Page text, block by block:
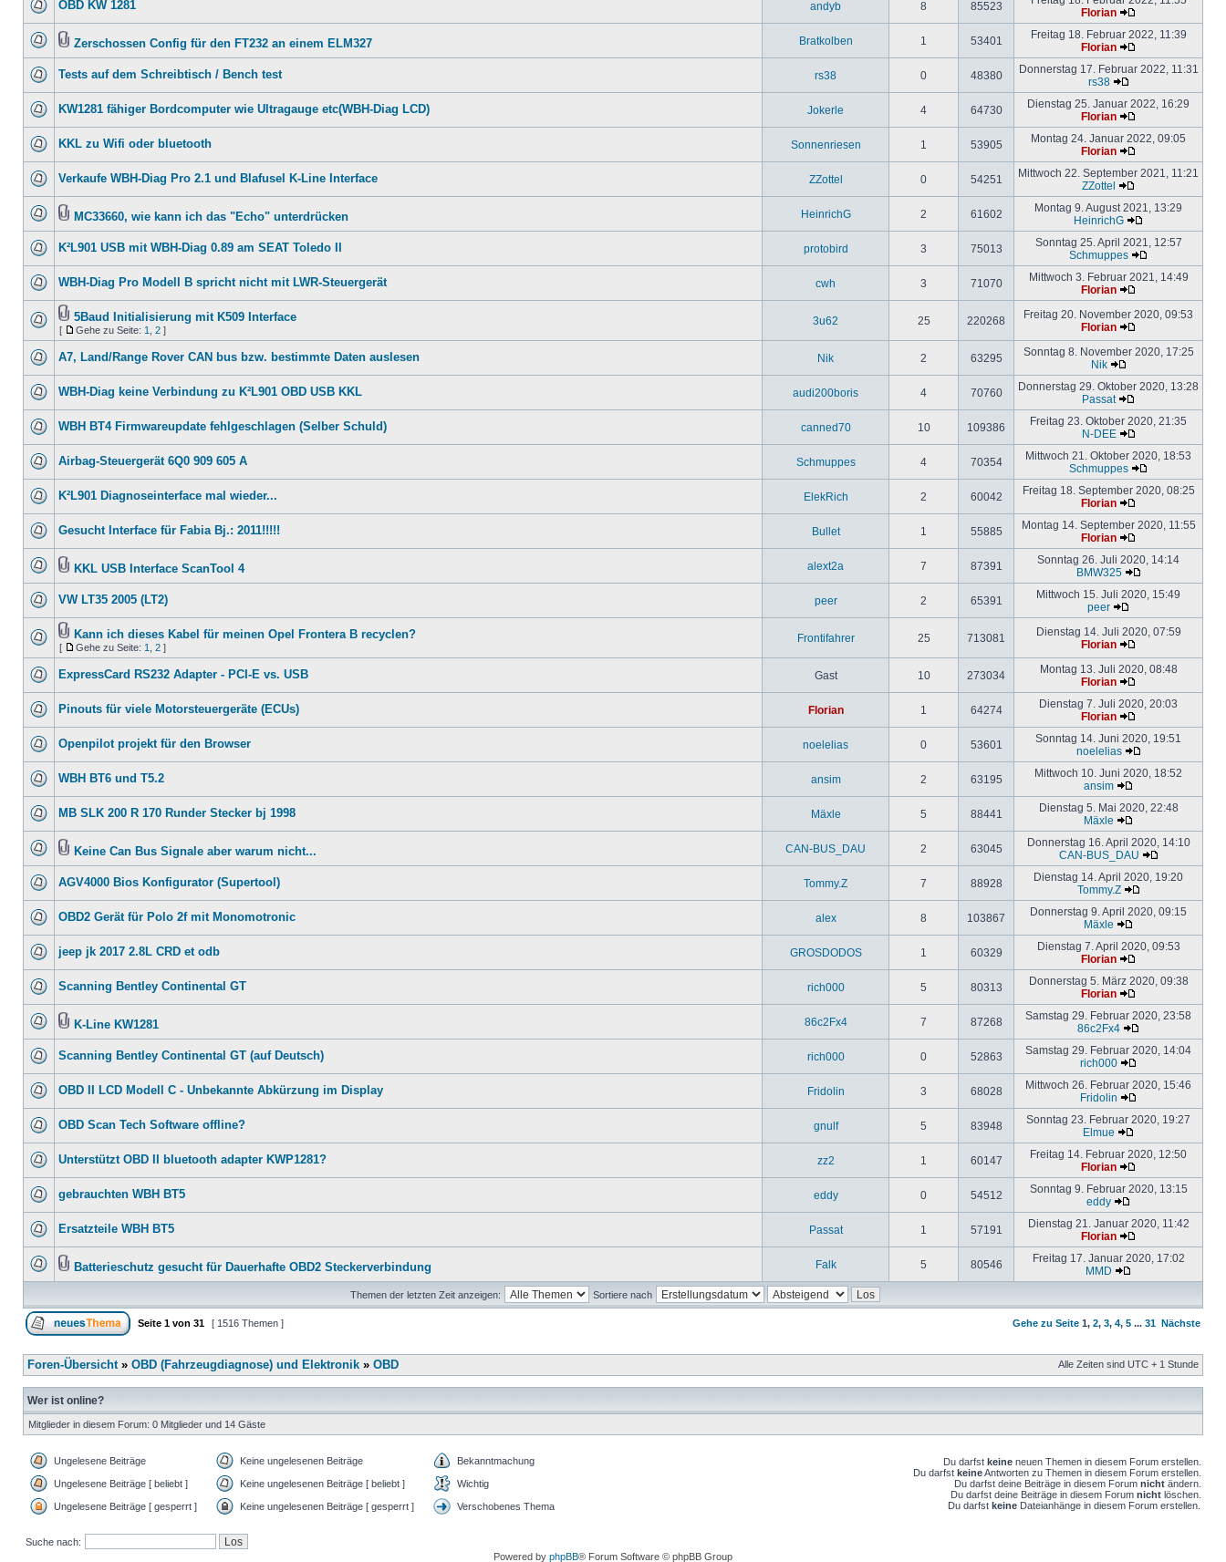
OBD KW 1281 andyb 8 85523
Florian
Zerschossen Config für den FT232 an einem ELM327 Bratkolben 1 53401
Freitag 18. Februar 2022, 11:39
Florian
Tests auf dem Schreibtisch / Bench test rs38 0 48380
Donnerstag 17. Februar 2022, 11:31
rs38
KW1281 fähiger Bordcomputer wie Ultragauge etc(WBH-Diag LCD) Jokerle 4 64730
Dienstag 25. Januar 2022, 16:29
Florian
KKL zu Wifi oder bluetooth Sonnenriesen 1 53905
Montag 24. Januar 2022, 09:05
Florian
Verkaufe WBH-Diag Pro 2.1 und Blafusel K-Line Interface ZZottel 0 54251
Mittwoch 22. September 2021, 11:21
ZZottel
MC33660, wie kann ich das "Echo" unterdrücken HeinrichG 2 61602
Montag 9. August 2021, 13:29
HeinrichG
K²L901 USB mit WBH-Diag 0.89 am SEAT Toledo II protobird 3 75013
Sonntag 25. April 2021, 12:57
Schmuppes
WBH-Diag Pro Modell B spricht nicht mit LWR-Steuergerät cwh 3 71070
Mittwoch 3. Februar 2021, 14:49
Florian
5Baud Initialisierung mit K509 Interface
[ Gehe zu Seite: 1 2 ]
3u62 25 220268
Freitag 20. November 2020, 09:53
Florian
A7, Land/Range Rover CAN bus bzw. bestimmte Daten auslesen Nik 2 63295
Sonntag 8. November 2020, 17:25
Nik
WBH-Diag keine Verbindung zu K²L901 OBD USB KKL audi200boris 4 70760
Donnerstag 29. Oktober 2020, 13:28
Passat
WBH BT4 Firmwareupdate fehlgeschlagen (Selber Schuld) canned70 10 109386
Freitag 23. Oktober 2020, 21:35
N-DEE
Airbag-Steuergerät 6Q0 909 605 A Schmuppes 4 70354
Mittwoch 21. Oktober 2020, 18:53
Schmuppes
K²L901 Diagnoseinterface mal wieder... ElekRich 2 60042
Freitag 18. September 2020, 08:25
Florian
Gesucht Interface für Fabia Bj.: 2011!!!!! Bullet 1 55885
Montag 14. September 2020, 11:55
Florian
KKL USB Interface ScanTool 4 alext2a 7 87391
Sonntag 26. Juli 2020, 14:14
BMW325
VW LT35 2005 (LT2) peer 2 65391
Mittwoch 15. Juli 2020, 15:49
peer
Kann ich dieses Kabel für meinen Opel Frontera B recyclen?
[ Gehe zu Seite: 1 2 ]
Frontifahrer 25 713081
Dienstag 14. Juli 2020, 07:59
Florian
ExpressCard RS232 Adapter - PCI-E vs. USB Gast 10 273034
Montag 13. Juli 2020, 08:48
Florian
Pinouts für viele Motorsteuergeräte (ECUs) Florian 1 64274
Dienstag 7. Juli 2020, 20:03
Florian
Openpilot projekt für den Browser noelelias 0 53601
Sonntag 14. Juni 2020, 19:51
noelelias
WBH BT6 und T5.2 ansim 2 63195
Mittwoch 10. Juni 2020, 18:52
ansim
MB SLK 200 R 170 Runder Stecker bj 1998 Mäxle 5 88441
Dienstag 5. Mai 2020, 22:48
Mäxle
Keine Can Bus Signale aber warum nicht... CAN-BUS_DAU 2 63045
Donnerstag 16. April 2020, 14:10
CAN-BUS_DAU
AGV4000 Bios Konfigurator (Supertool) Tommy.Z 7 88928
Dienstag 14. April 2020, 19:20
Tommy.Z
OBD2 Gerät für Polo 2f mit Monomotronic alex 8 103867
Donnerstag 9. April 2020, 09:15
Mäxle
jeep jk 2017 2.8L CRD et odb GROSDODOS 1 60329
Dienstag 7. April 2020, 09:53
Florian
Scanning Bentley Continental GT rich000 5 80313
Donnerstag 5. März 2020, 09:38
Florian
K-Line KW1281 86c2Fx4 7 87268
Samstag 29. Februar 2020, 23:58
86c2Fx4
Scanning Bentley Continental GT (auf Deutsch) rich000 0 52863
Samstag 29. Februar 2020, 14:04
rich000
OBD II LCD Modell C - Unbekannte Abkürzung im Display Fridolin 3 68028
Mittwoch 26. Februar 2020, 15:46
Fridolin
OBD Scan Tech Software offline? gnulf 5 83948
Sonntag 23. Februar 2020, 19:27
Elmue
Unterstützt OBD II bluetooth adapter KWP1281? zz2 1 60147
Freitag 14. Februar 2020, 12:50
Florian
gebrauchten WBH BT5 eddy 0 54512
Sonntag 9. Februar 2020, 13:15
eddy
Ersatzteile WBH BT5 Passat 1 57191
Dienstag 21. Januar 2020, 11:42
Florian
Batterieschutz gesucht für Dauerhafte OBD2 Steckerverbindung Falk 5 80546
Freitag 17. Januar 2020, 17:02
MMD
Themen der letzten Zeit anzeigen: Sortiere nach
Seite 1 von 31 [ 1516 Themen ] Gehe zu Seite 1, 2, 3, 4, 5 ... 31 Nächste
Foren-Übersicht» OBD (Fahrzeugdiagnose) und Elektronik » OBD Alle Zeiten sind UTC + 1 Stunde
Wer ist online?
Mitglieder in diesem Forum: 0 Mitglieder und 14 Gäste
Ungelesene Beiträge Keine ungelesenen Beiträge Bekanntmachung
Ungelesene Beiträge [ beliebt ] Keine ungelesenen Beiträge [ beliebt ] Wichtig
Ungelesene Beiträge [ gesperrt ] Keine ungelesenen Beiträge [ gesperrt ] Verschobenes Thema
Du darfst keine neuen Themen in diesem Forum erstellen.
Du darfst keineAntworten zu Themen in diesem Forum erstellen.
Du darfst deine Beiträge in diesem Forum nicht ändern.
Du darfst deine Beiträge in diesem Forum nicht löschen.
Du darfst keine Dateianhänge in diesem Forum erstellen.
Suche nach:
Powered by phpBB® Forum Software © phpBB Group